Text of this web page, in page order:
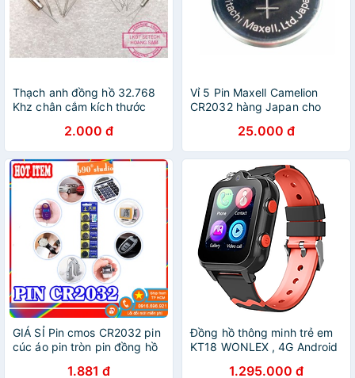
Thạch anh đồng hồ 32.768
Khz chân cắm kích thước
2.000 đ
Vỉ 5 Pin Maxell Camelion
CR2032 hàng Japan cho
25.000 đ
GIÁ SỈ Pin cmos CR2032 pin
cúc áo pin tròn pin đồng hồ
1.881 đ
Đồng hồ thông minh trẻ em
KT18 WONLEX , 4G Android
1.295.000 đ